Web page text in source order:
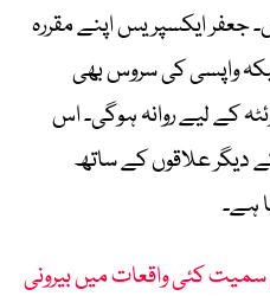
جعفر ایکسپریس اپنے مقررہ
واپسی کی سروس بھی
کے لیے روانہ ہوگی۔ اس
دیگر علاقوں کے ساتھ
ہے۔
کئی واقعات میں بیرونی